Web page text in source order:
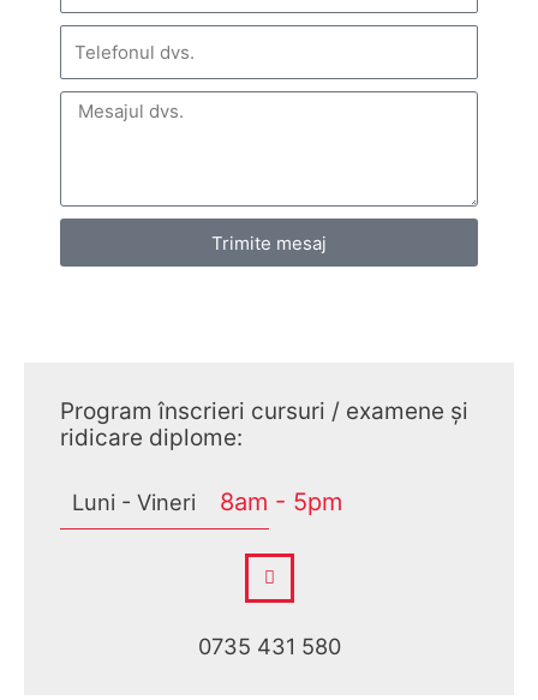
Trimite mesaj
Program înscrieri cursuri / examene și
ridicare diplome:
Luni - Vineri 8am - 5pm
0735 431 580